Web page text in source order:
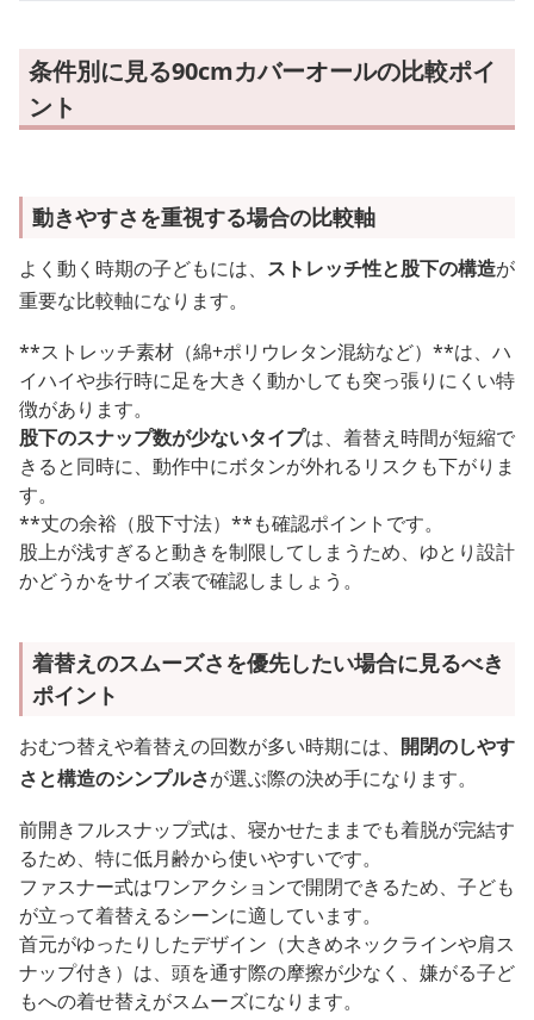
条件別に見る90cmカバーオールの比較ポイ
ント
動きやすさを重視する場合の比較軸
よく動く時期の子どもには、 ストレッチ性と股下の構造が
重要な比較軸になります。
**ストレッチ素材（綿+ポリウレタン混紡など）**は、ハ
イハイや歩行時に足を大きく動かしても突っ張りにくい特
徴があります。
股下のスナップ数が少ないタイプは、着替え時間が短縮で
きると同時に、動作中にボタンが外れるリスクも下がりま
す。
**丈の余裕（股下寸法）**も確認ポイントです。
股上が浅すぎると動きを制限してしまうため、ゆとり設計
かどうかをサイズ表で確認しましょう。
着替えのスムーズさを優先したい場合に見るべき
ポイント
おむつ替えや着替えの回数が多い時期には、 開閉のしやす
さと構造のシンプルさが選ぶ際の決め手になります。
前開きフルスナップ式は、寝かせたままでも着脱が完結す
るため、特に低月齢から使いやすいです。
ファスナー式はワンアクションで開閉できるため、子ども
が立って着替えるシーンに適しています。
首元がゆったりしたデザイン（大きめネックラインや肩ス
ナップ付き）は、頭を通す際の摩擦が少なく、嫌がる子ど
もへの着せ替えがスムーズになります。